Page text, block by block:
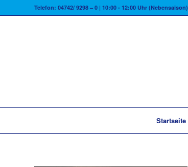
Telefon: 04742/ 9298 – 0 | 10:00 - 12:00 Uhr (Nebensaison)
Startseite